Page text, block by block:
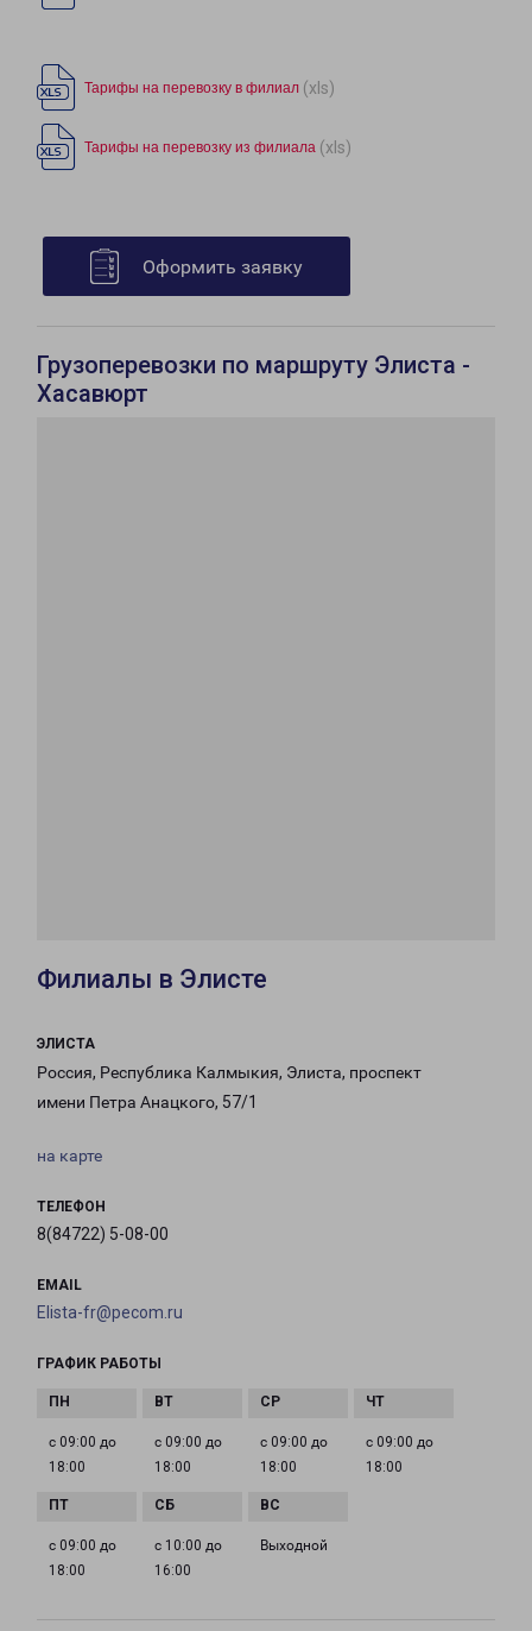
Тарифы на перевозку в филиал (xls)
Тарифы на перевозку из филиала (xls)
Оформить заявку
Грузоперевозки по маршруту Элиста -
Хасавюрт
Филиалы в Элисте
ЭЛИСТА
Россия, Республика Калмыкия, Элиста, проспект
имени Петра Анацкого, 57/1
на карте
ТЕЛЕФОН
8(84722) 5-08-00
EMAIL
Elista-fr@pecom.ru
ГРАФИК РАБОТЫ
с 09:00 до
18:00
с 09:00 до
18:00
с 09:00 до
18:00
с 09:00 до
18:00
с 09:00 до
18:00
с 10:00 до
16:00
Выходной